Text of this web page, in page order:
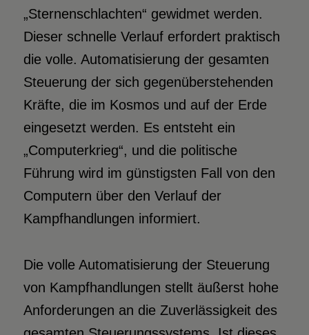
„Sternenschlachten“ gewidmet werden.
Dieser schnelle Verlauf erfordert praktisch
die volle. Automatisierung der gesamten
Steuerung der sich gegenüberstehenden
Kräfte, die im Kosmos und auf der Erde
eingesetzt werden. Es entsteht ein
„Computerkrieg“, und die politische
Führung wird im günstigsten Fall von den
Computern über den Verlauf der
Kampfhandlungen informiert.
Die volle Automatisierung der Steuerung
von Kampfhandlungen stellt äußerst hohe
Anforderungen an die Zuverlässigkeit des